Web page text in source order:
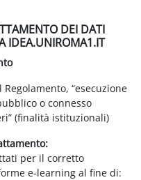
DEI DATI
IDEA.UNIROMA1.IT
“esecuzione
o connesso
(finalità istituzionali)
per il corretto
e-learning al fine di: